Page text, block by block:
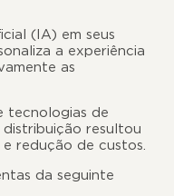
(IA) em seus
a experiência
as
tecnologias de
resultou
redução de custos.
da seguinte